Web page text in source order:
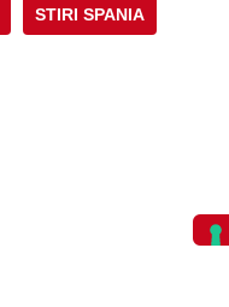
STIRI SPANIA